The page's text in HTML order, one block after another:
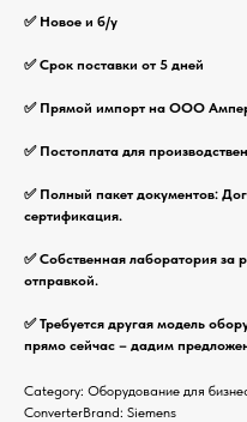
✅ Новое и б/у
✅ Срок поставки от 5 дней
✅ Прямой импорт на ООО
✅ Постоплата для
✅ Полный пакет документов:
сертификация.
✅ Собственная лаборатория за
отправкой.
✅ Требуется другая модель
прямо сейчас – дадим
Category: Оборудование для
ConverterBrand: Siemens